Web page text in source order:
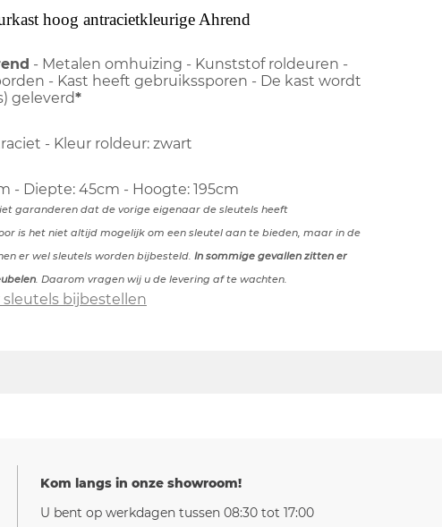
hoog antracietkleurige Ahrend
- Metalen omhuizing - Kunststof roldeuren -
- Kast heeft gebruikssporen - De kast wordt
geleverd*
- Kleur roldeur: zwart
- Diepte: 45cm - Hoogte: 195cm
garanderen dat de vorige eigenaar de sleutels heeft
is het niet altijd mogelijk om een sleutel aan te bieden, maar in de
er wel sleutels worden bijbesteld. In sommige gevallen zitten er
. Daarom vragen wij u de levering af te wachten.
sleutels bijbestellen
Kom langs in onze showroom!
U bent op werkdagen tussen 08:30 tot 17:00